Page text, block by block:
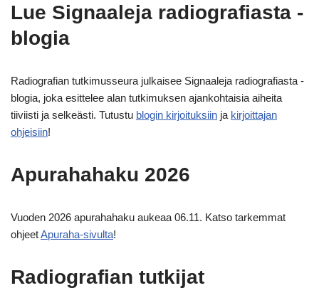
Lue Signaaleja radiografiasta -
blogia
Radiografian tutkimusseura julkaisee Signaaleja radiografiasta -
blogia, joka esittelee alan tutkimuksen ajankohtaisia aiheita
tiiviisti ja selkeästi. Tutustu blogin kirjoituksiin ja kirjoittajan
ohjeisiin!
Apurahahaku 2026
Vuoden 2026 apurahahaku aukeaa 06.11. Katso tarkemmat
ohjeetApuraha-sivulta!
Radiografian tutkijat